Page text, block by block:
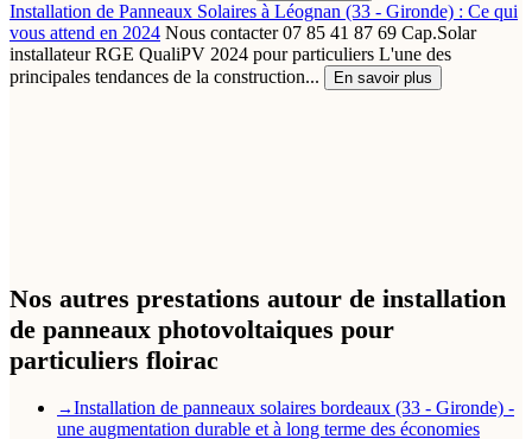
Installation de Panneaux Solaires à Léognan (33 - Gironde) : Ce qui
vous attend en 2024 Nous contacter 07 85 41 87 69 Cap.Solar
installateur RGE QualiPV 2024 pour particuliers L'une des
principales tendances de la construction...
En savoir plus
Nos autres prestations autour de installation
de panneaux photovoltaiques pour
particuliers floirac
→Installation de panneaux solaires bordeaux (33 - Gironde) -
une augmentation durable et à long terme des économies